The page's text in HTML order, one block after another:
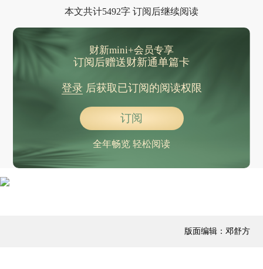
本文共计5492字 订阅后继续阅读
财新mini+会员专享
订阅后赠送财新通单篇卡
登录后获取已订阅的阅读权限
订阅
全年畅览 轻松阅读
版面编辑：邓舒方